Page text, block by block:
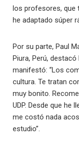
los profesores, que
he adaptado súper
Por su parte, Paul
Piura, Perú,
manifestó: “Los
cultura. Te tratan
muy bonito.
UDP. Desde que he
me costó nada
estudio”.